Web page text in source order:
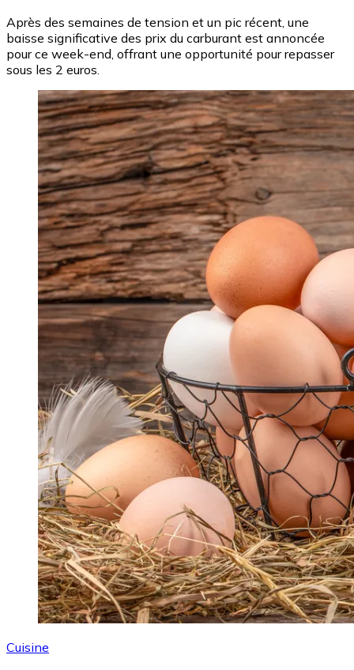
Après des semaines de tension et un pic récent, une
baisse significative des prix du carburant est annoncée
pour ce week-end, offrant une opportunité pour repasser
sous les 2 euros.
Image
Cuisine